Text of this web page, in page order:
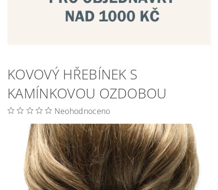
KOVOVÝ HŘEBÍNEK S
KAMÍNKOVOU OZDOBOU
Neohodnoceno